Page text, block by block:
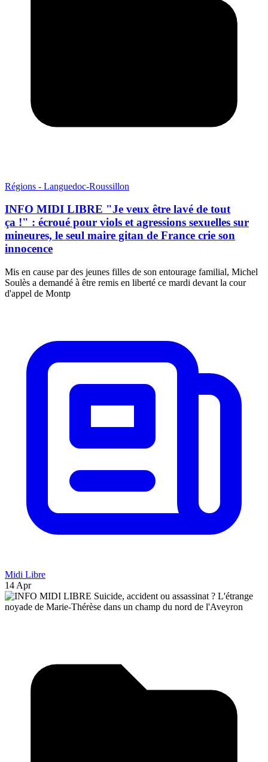
Régions - Languedoc-Roussillon
INFO MIDI LIBRE "Je veux être lavé de tout
ça !" : écroué pour viols et agressions sexuelles sur
mineures, le seul maire gitan de France crie son
innocence
Mis en cause par des jeunes filles de son entourage familial, Michel
Soulès a demandé à être remis en liberté ce mardi devant la cour
d'appel de Montp
Midi Libre
14 Apr